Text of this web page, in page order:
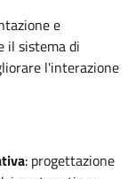
e
il sistema di
l'interazione
: progettazione